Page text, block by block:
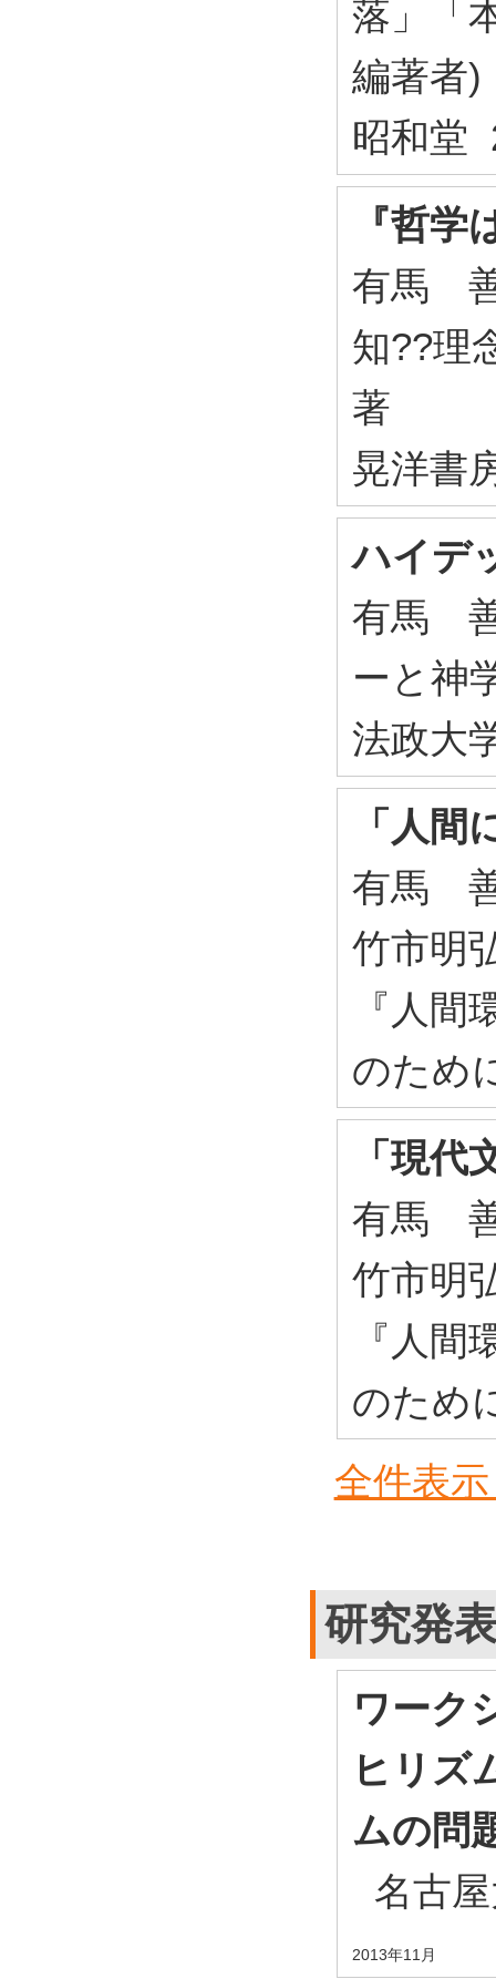
落」「
編著者)
昭和堂
『哲
有馬
知??理
著
晃洋書
ハイデ
有馬
ーと神
法政大
「人間
有馬
竹市明
『人
のため
「現代
有馬
竹市明
『人
のため
全件表
研究発表
ワーク
ヒリズ
ムの問
名古
2013年11月